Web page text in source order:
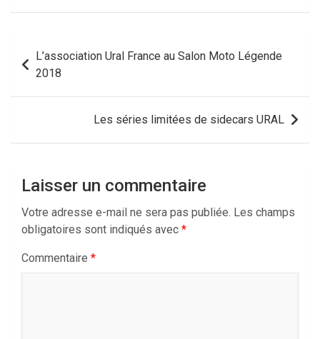
Navigation
de
l’article
L’association Ural France au Salon Moto Légende
2018
Les séries limitées de sidecars URAL
Laisser un commentaire
Votre adresse e-mail ne sera pas publiée. Les champs
obligatoires sont indiqués avec *
Commentaire *